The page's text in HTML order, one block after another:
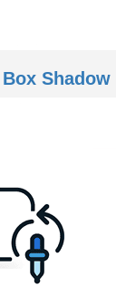
Shadow